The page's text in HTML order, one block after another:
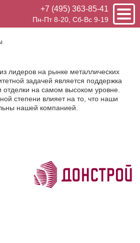
+7 (495) 363-85-41
Пн-Пт 8-20, Сб-Вс 9-19
лидеров на рынке металлических
задачей является поддержка
отделки на самом высоком уровне.
степени влияет на то, что наши
нашей компанией.